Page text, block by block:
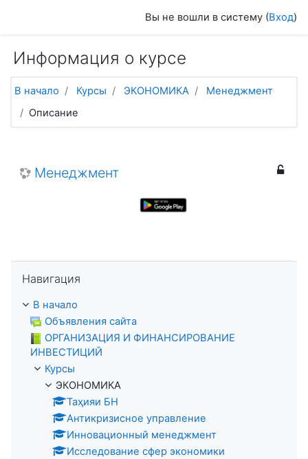
Вы не вошли в систему (Вход)
Информация о курсе
В начало Курсы ЭКОНОМИКА
Менеджмент
Описание
Менеджмент
Навигация
В начало
Объявления сайта
ОРГАНИЗАЦИЯ И ФИНАНСИРОВАНИЕ
ИНВЕСТИЦИЙ
Курсы
ЭКОНОМИКА
Таҳияи БН
Антикризисное управление
Инновационный менеджмент
Исследование сфер экономики